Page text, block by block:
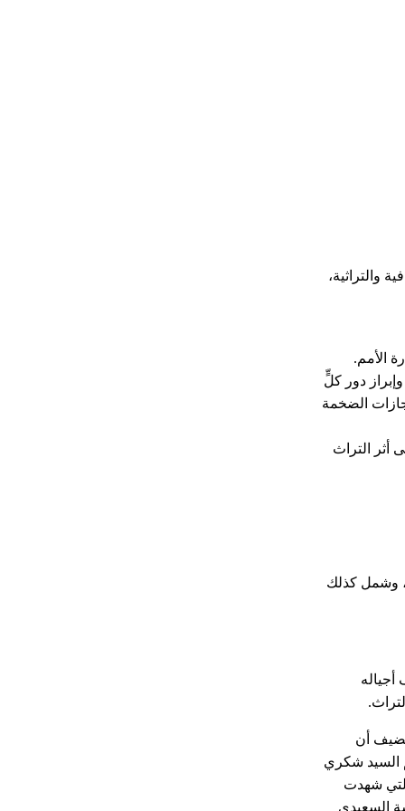
والتراثية،
الأمم.
دور كلٍّ
الضخمة
أثر التراث
وشمل كذلك
أن
السيد شكري
شهدت
أنيسة السعيدي